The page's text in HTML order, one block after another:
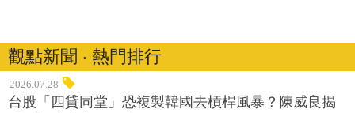
觀點新聞 ‧ 熱門排行
2026.07.28
台股「四貸同堂」恐複製韓國去槓桿風暴？陳威良揭